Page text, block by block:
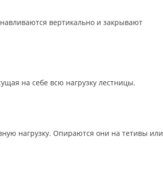
вертикально и закрывают
на себе всю нагрузку лестницы.
нагрузку. Опираются они на тетивы или